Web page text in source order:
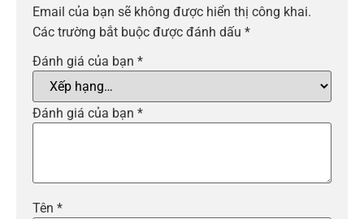
Email của bạn sẽ không được hiển thị công khai.
Các trường bắt buộc được đánh dấu *
Đánh giá của bạn *
Đánh giá của bạn *
Tên *